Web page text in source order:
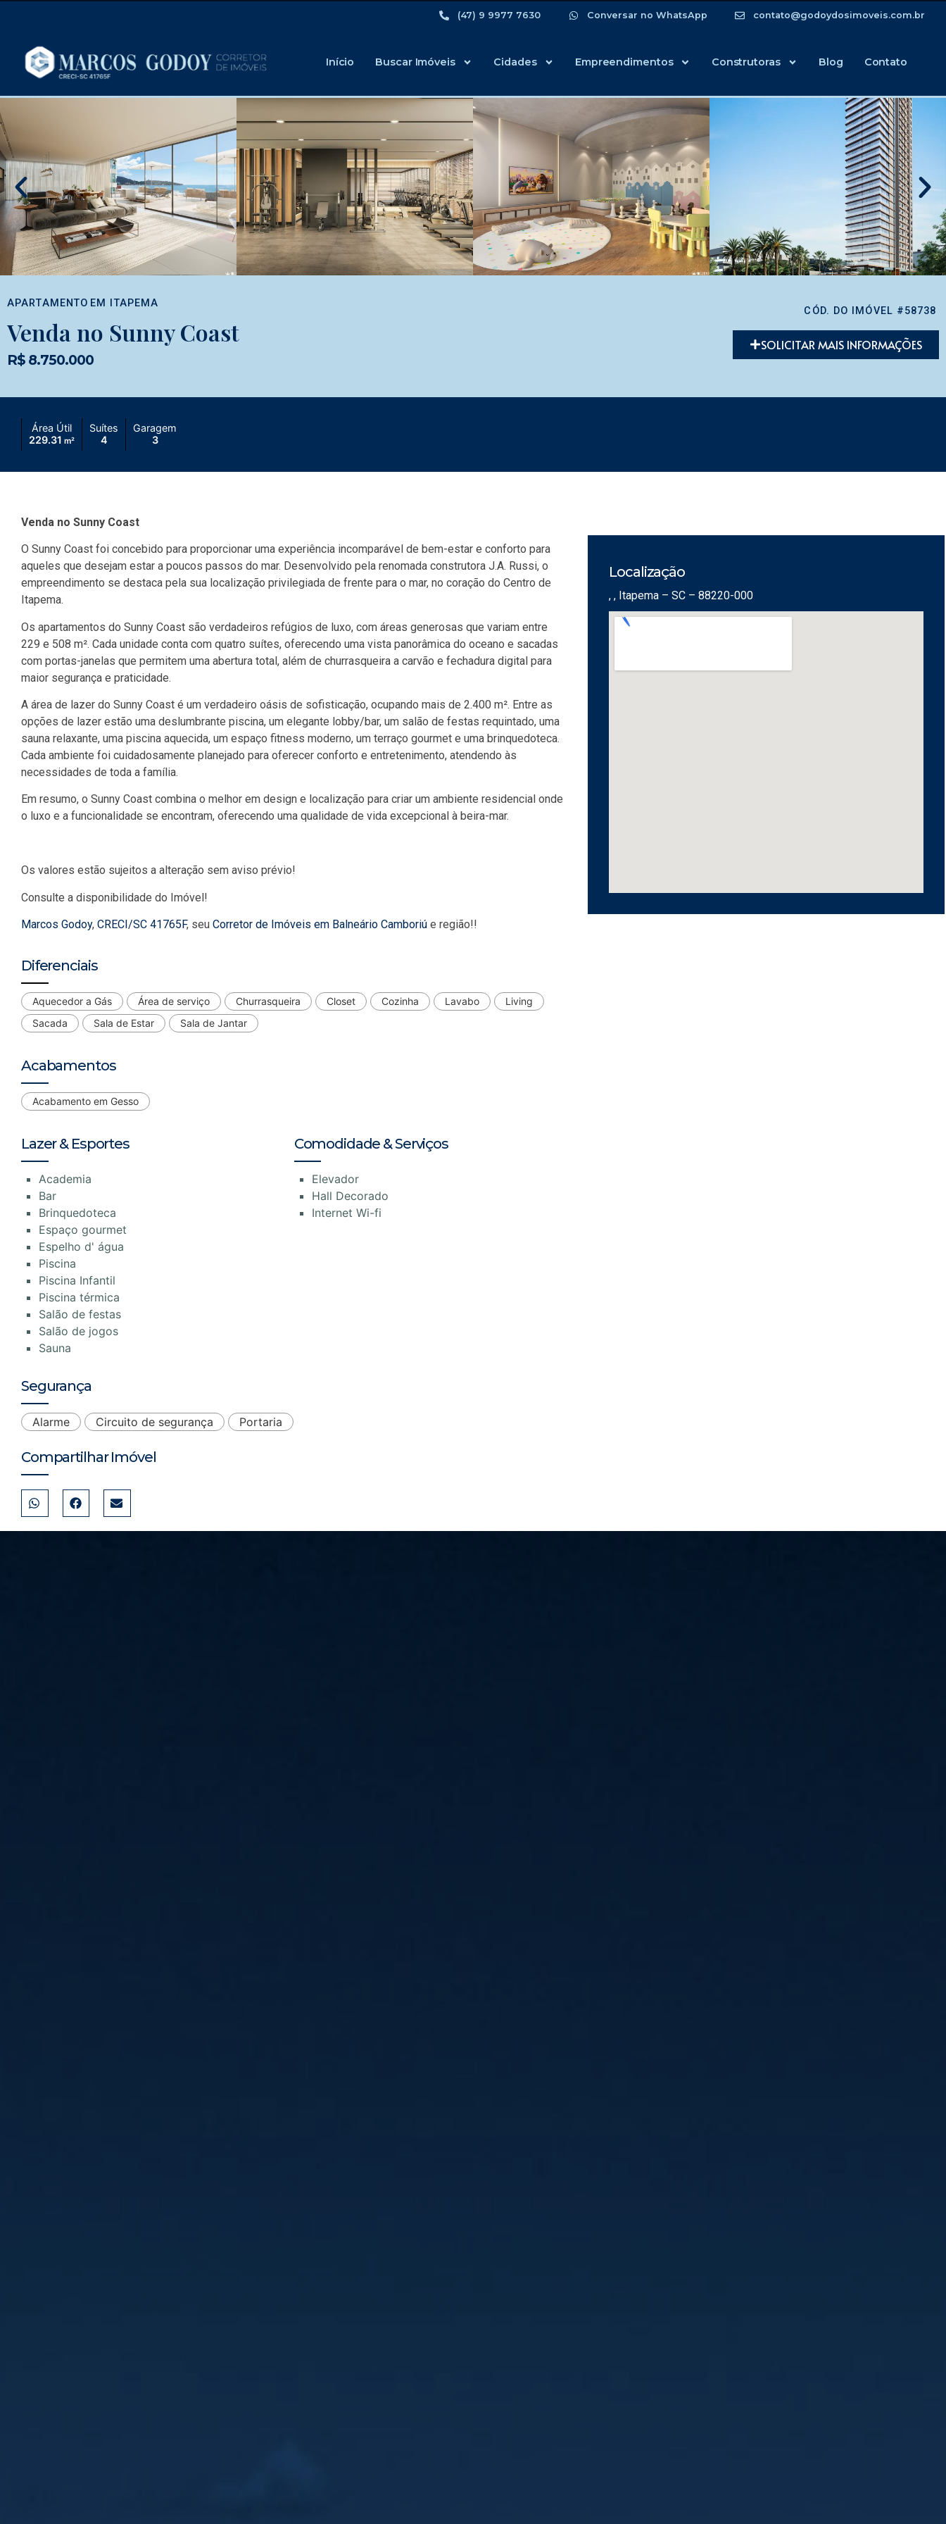
(47) 9 9977 7630 Conversar no WhatsApp contato@godoydosimoveis.com.br
Início Buscar Imóveis Cidades Empreendimentos Construtoras Blog Contato
APARTAMENTO EM ITAPEMA
Venda no Sunny Coast
R$ 8.750.000
CÓD. DO IMÓVEL #58738
SOLICITAR MAIS INFORMAÇÕES
Área Útil
229.31 m²
Suítes
4
Garagem
3
Venda no Sunny Coast
O Sunny Coast foi concebido para proporcionar uma experiência incomparável de bem-estar e conforto para
aqueles que desejam estar a poucos passos do mar. Desenvolvido pela renomada construtora J.A. Russi, o
empreendimento se destaca pela sua localização privilegiada de frente para o mar, no coração do Centro de
Itapema.
Os apartamentos do Sunny Coast são verdadeiros refúgios de luxo, com áreas generosas que variam entre
229 e 508 m². Cada unidade conta com quatro suítes, oferecendo uma vista panorâmica do oceano e sacadas
com portas-janelas que permitem uma abertura total, além de churrasqueira a carvão e fechadura digital para
maior segurança e praticidade.
A área de lazer do Sunny Coast é um verdadeiro oásis de sofisticação, ocupando mais de 2.400 m². Entre as
opções de lazer estão uma deslumbrante piscina, um elegante lobby/bar, um salão de festas requintado, uma
sauna relaxante, uma piscina aquecida, um espaço fitness moderno, um terraço gourmet e uma brinquedoteca.
Cada ambiente foi cuidadosamente planejado para oferecer conforto e entretenimento, atendendo às
necessidades de toda a família.
Em resumo, o Sunny Coast combina o melhor em design e localização para criar um ambiente residencial onde
o luxo e a funcionalidade se encontram, oferecendo uma qualidade de vida excepcional à beira-mar.
Os valores estão sujeitos a alteração sem aviso prévio!
Consulte a disponibilidade do Imóvel!
Marcos Godoy, CRECI/SC 41765F, seu Corretor de Imóveis em Balneário Camboriú e região!!
Diferenciais
Aquecedor a Gás Área de serviço Churrasqueira Closet Cozinha Lavabo
Living
Sacada
Sala de Estar Sala de Jantar
Acabamentos
Acabamento em Gesso
Lazer & Esportes
Academia
Bar
Brinquedoteca
Espaço gourmet
Espelho d' água
Piscina
Piscina Infantil
Piscina térmica
Salão de festas
Salão de jogos
Sauna
Comodidade & Serviços
Elevador
Hall Decorado
Internet Wi-fi
Segurança
Alarme Circuito de segurança Portaria
Compartilhar Imóvel
Localização
, , Itapema – SC – 88220-000